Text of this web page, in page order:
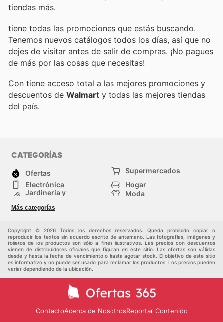
tiendas más.
tiene todas las promociones que estás buscando.
Tenemos nuevos catálogos todos los días, así que no
dejes de visitar antes de salir de compras. ¡No pagues
de más por las cosas que necesitas!
Con tiene acceso total a las mejores promociones y
descuentos de Walmart y todas las mejores tiendas
del país.
CATEGORÍAS
Ofertas
Supermercados
Electrónica
Hogar
Jardinería y
Moda
Tiendas
departamentales
Otros
Más categorías
Copyright © 2026 Todos los derechos reservados. Queda prohibido copiar o
reproducir los textos sin acuerdo escrito de antemano. Las fotografías, imágenes y
folletos de los productos son sólo a fines ilustrativos. Las precios con descuentos
vienen de distribuidores oficiales que figuran en este sitio. Las ofertas son válidas
desde y hasta la fecha de vencimiento o hasta agotar stock. El objetivo de este sitio
es informativo y no puede ser usado para reclamar los productos. Los precios pueden
variar dependiendo de la ubicación.
ContactoAcerca de NosotrosReportar Contenido